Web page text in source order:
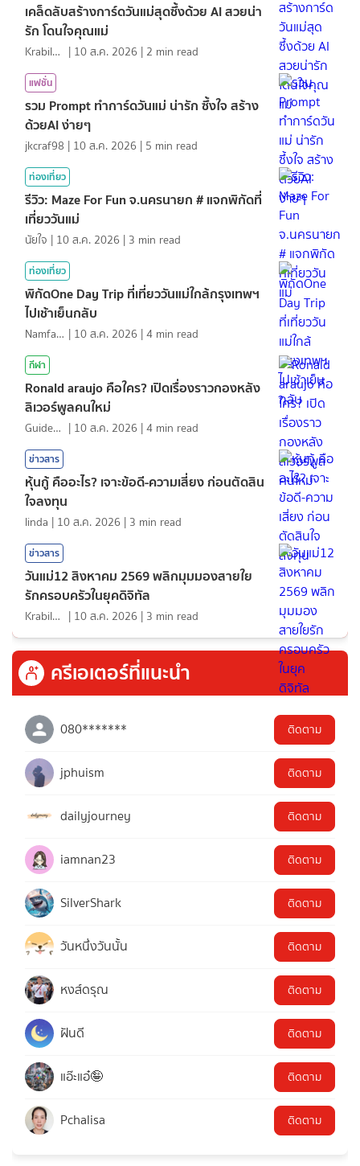
เคล็ดลับสร้างการ์ดวันแม่สุดซึ้งด้วย AI สวยน่า
รัก โดนใจคุณแม่
KrabiInsight | 10 ส.ค. 2026 | 2 min read
แฟชั่น
รวม Prompt ทำการ์ดวันแม่ น่ารัก ซึ้งใจ สร้าง
ด้วยAI ง่ายๆ
jkcraf98 | 10 ส.ค. 2026 | 5 min read
ท่องเที่ยว
รีวิว: Maze For Fun จ.นครนายก # แจกพิกัดที่
เที่ยววันแม่
นัยใจ | 10 ส.ค. 2026 | 3 min read
ท่องเที่ยว
พิกัดOne Day Trip ที่เที่ยววันแม่ใกล้กรุงเทพฯ
ไปเช้าเย็นกลับ
NamfahPhupha | 10 ส.ค. 2026 |4 min read
กีฬา
Ronald araujo คือใคร? เปิดเรื่องราวกองหลัง
ลิเวอร์พูลคนใหม่
GuideKop | 10 ส.ค. 2026 |4 min read
ข่าวสาร
หุ้นกู้ คืออะไร? เจาะข้อดี-ความเสี่ยง ก่อนตัดสิน
ใจลงทุน
linda | 10 ส.ค. 2026 | 3 min read
ข่าวสาร
วันแม่12 สิงหาคม 2569 พลิกมุมมองสายใย
รักครอบครัวในยุคดิจิทัล
KrabiInsight | 10 ส.ค. 2026 | 3 min read
ครีเอเตอร์ที่แนะนำ
080******* ติดตาม
jphuism ติดตาม
dailyjourney ติดตาม
iamnan23 ติดตาม
SilverShark ติดตาม
วันหนึ่งวันนั้น ติดตาม
หงส์ดรุณ ติดตาม
ฝันดี ติดตาม
แอ๊ะแอ๋🤪 ติดตาม
Pchalisa ติดตาม